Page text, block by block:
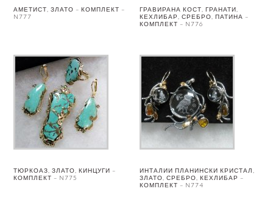
АМЕТИСТ, ЗЛАТО – КОМПЛЕКТ –
N777
ГРАВИРАНА КОСТ, ГРАНАТИ,
КЕХЛИБАР, СРЕБРО, ПАТИНА –
КОМПЛЕКТ – N776
ТЮРКОАЗ, ЗЛАТО, КИНЦУГИ –
КОМПЛЕКТ – N775
ИНТАЛИИ ПЛАНИНСКИ КРИСТАЛ,
ЗЛАТО, СРЕБРО, КЕХЛИБАР –
КОМПЛЕКТ – N774